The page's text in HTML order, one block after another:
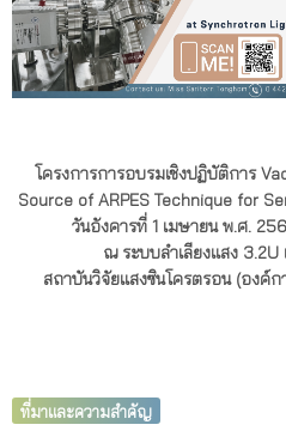
โครงการการอบรมเชิงปฏิบัติการ
Source of ARPES Technique for
วันอังคารที่ 1 เมษายน พ.ศ.
ณ ระบบลำเลียงแสง
สถาบันวิจัยแสงซินโครตรอน (องค์
ที่มาและความสำคัญ